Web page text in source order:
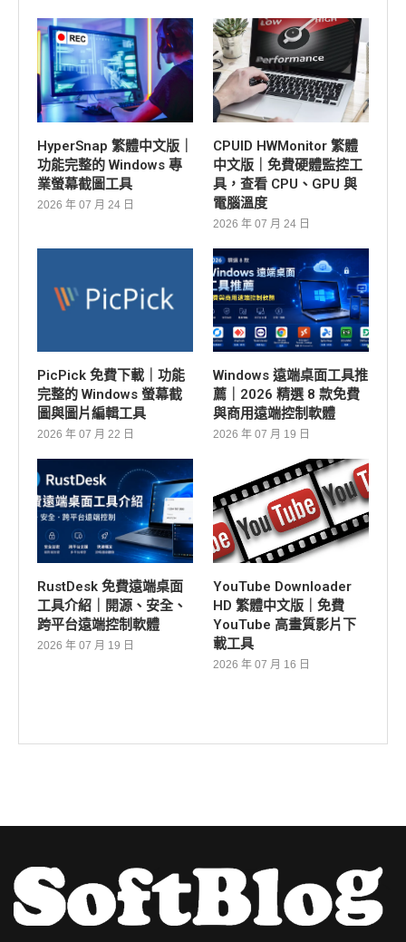
HyperSnap 繁體中文版｜
功能完整的 Windows 專
業螢幕截圖工具
2026 年 07 月 24 日
CPUID HWMonitor 繁體
中文版｜免費硬體監控工
具，查看 CPU、GPU 與
電腦溫度
2026 年 07 月 24 日
PicPick 免費下載｜功能
完整的 Windows 螢幕截
圖與圖片編輯工具
2026 年 07 月 22 日
Windows 遠端桌面工具推
薦｜2026 精選 8 款免費
與商用遠端控制軟體
2026 年 07 月 19 日
RustDesk 免費遠端桌面
工具介紹｜開源、安全、
跨平台遠端控制軟體
2026 年 07 月 19 日
YouTube Downloader
HD 繁體中文版｜免費
YouTube 高畫質影片下
載工具
2026 年 07 月 16 日